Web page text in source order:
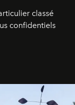
classé
confidentiels